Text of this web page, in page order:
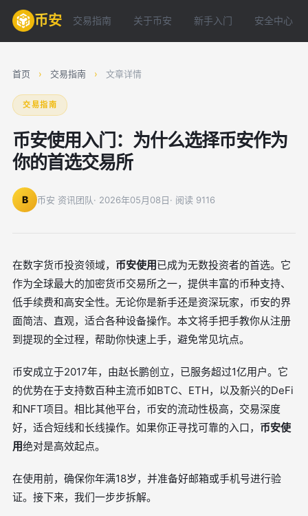
币安 交易指南 关于币安 新手入门 安全中心
首页 › 交易指南 › 文章详情
交易指南
币安使用入门：为什么选择币安作为
你的首选交易所
B 币安 资讯团队· 2026年05月08日· 阅读 9116
在数字货币投资领域， 币安使用已成为无数投资者的首选。它
作为全球最大的加密货币交易所之一，提供丰富的币种支持、
低手续费和高安全性。无论你是新手还是资深玩家，币安的界
面简洁、直观，适合各种设备操作。本文将手把手教你从注册
到提现的全过程，帮助你快速上手，避免常见坑点。
币安成立于2017年，由赵长鹏创立，已服务超过1亿用户。它
的优势在于支持数百种主流币如BTC、ETH，以及新兴的DeFi
和NFT项目。相比其他平台，币安的流动性极高，交易深度
好，适合短线和长线操作。如果你正寻找可靠的入口， 币安使
用绝对是高效起点。
在使用前，确保你年满18岁，并准备好邮箱或手机号进行验
证。接下来，我们一步步拆解。